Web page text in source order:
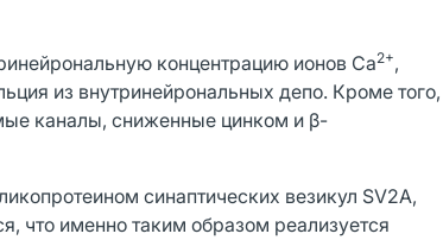
концентрацию ионов Са2+,
из внутринейрональных депо. Кроме того,
каналы, сниженные цинком и β-
синаптических везикул SV2A,
что именно таким образом реализуется